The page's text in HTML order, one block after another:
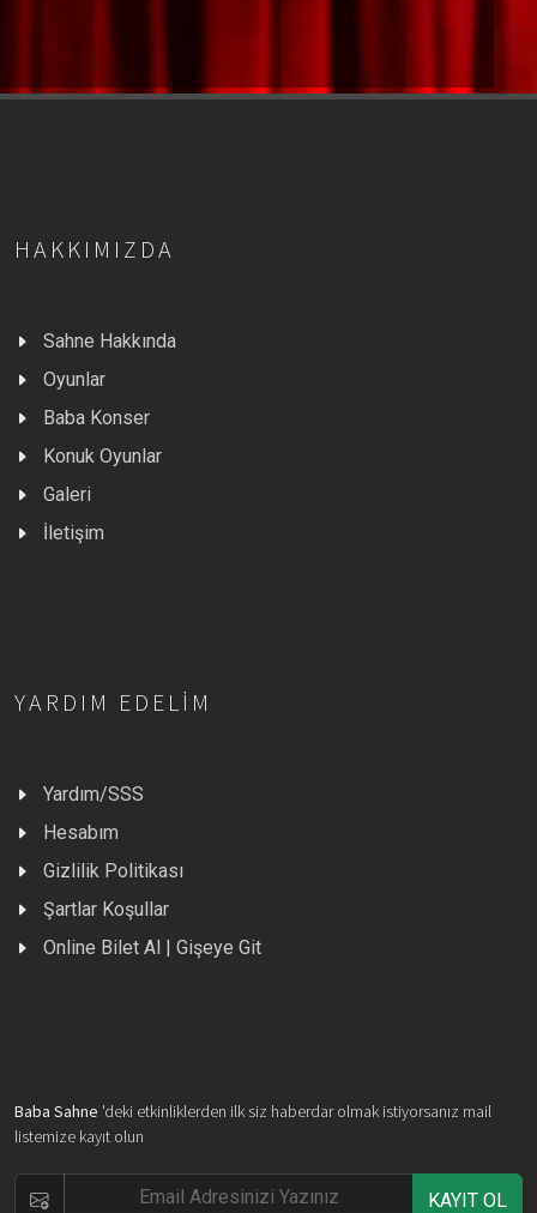
HAKKIMIZDA
Sahne Hakkında
Oyunlar
Baba Konser
Konuk Oyunlar
Galeri
İletişim
YARDIM EDELIM
Yardım/SSS
Hesabım
Gizlilik Politikası
Şartlar Koşullar
Online Bilet Al | Gişeye Git
Baba Sahne 'deki etkinliklerden ilk siz haberdar olmak istiyorsanız mail
listemize kayıt olun
KAYIT OL